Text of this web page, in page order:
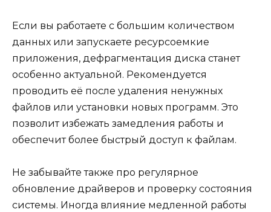
Если вы работаете с большим количеством
данных или запускаете ресурсоемкие
приложения, дефрагментация диска станет
особенно актуальной. Рекомендуется
проводить её после удаления ненужных
файлов или установки новых программ. Это
позволит избежать замедления работы и
обеспечит более быстрый доступ к файлам.
Не забывайте также про регулярное
обновление драйверов и проверку состояния
системы. Иногда влияние медленной работы